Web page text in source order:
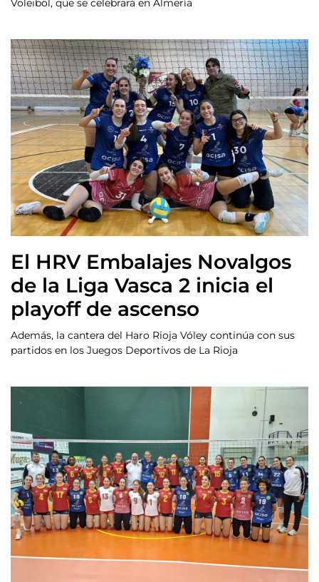
Voleibol, que se celebrará en Almería
El HRV Embalajes Novalgos
de la Liga Vasca 2 inicia el
playoff de ascenso
Además, la cantera del Haro Rioja Vóley continúa con sus
partidos en los Juegos Deportivos de La Rioja